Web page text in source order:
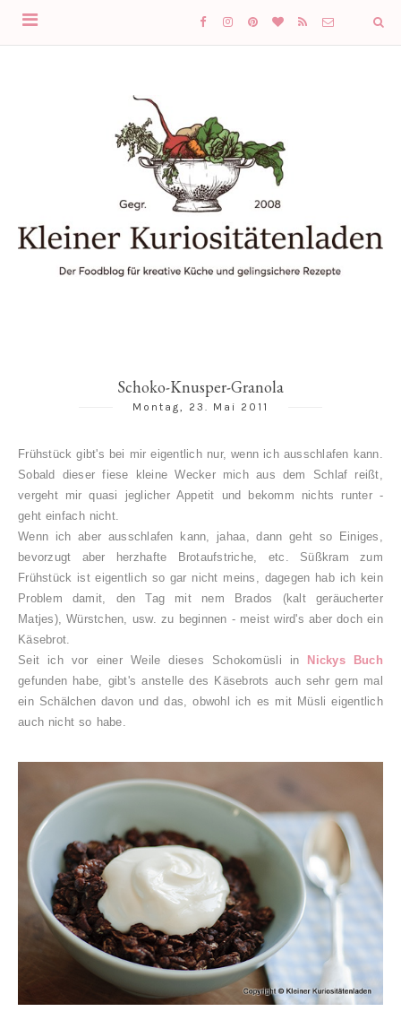
Schoko-Knusper-Granola
Montag, 23. Mai 2011
Frühstück gibt's bei mir eigentlich nur, wenn ich ausschlafen kann.
Sobald dieser fiese kleine Wecker mich aus dem Schlaf reißt,
vergeht mir quasi jeglicher Appetit und bekomm nichts runter -
geht einfach nicht.
Wenn ich aber ausschlafen kann, jahaa, dann geht so Einiges,
bevorzugt aber herzhafte Brotaufstriche, etc. Süßkram zum
Frühstück ist eigentlich so gar nicht meins, dagegen hab ich kein
Problem damit, den Tag mit nem Brados (kalt geräucherter
Matjes), Würstchen, usw. zu beginnen - meist wird's aber doch ein
Käsebrot.
Seit ich vor einer Weile dieses Schokomüsli in
Nickys Buch
gefunden habe, gibt's anstelle des Käsebrots auch sehr gern mal
ein Schälchen davon und das, obwohl ich es mit Müsli eigentlich
auch nicht so habe.